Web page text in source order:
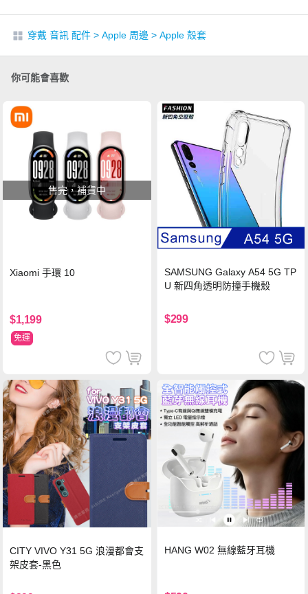
穿戴 音訊 配件 > Apple 周邊 > Apple 殼套
你可能會喜歡
售完，補貨中
Xiaomi 手環 10
$1,199
免運
SAMSUNG Galaxy A54 5G TP
U 新四角透明防撞手機殼
$299
CITY VIVO Y31 5G 浪漫都會支
架皮套-黑色
HANG W02 無線藍牙耳機